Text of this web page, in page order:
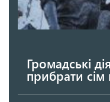
Громадські
прибрати сім